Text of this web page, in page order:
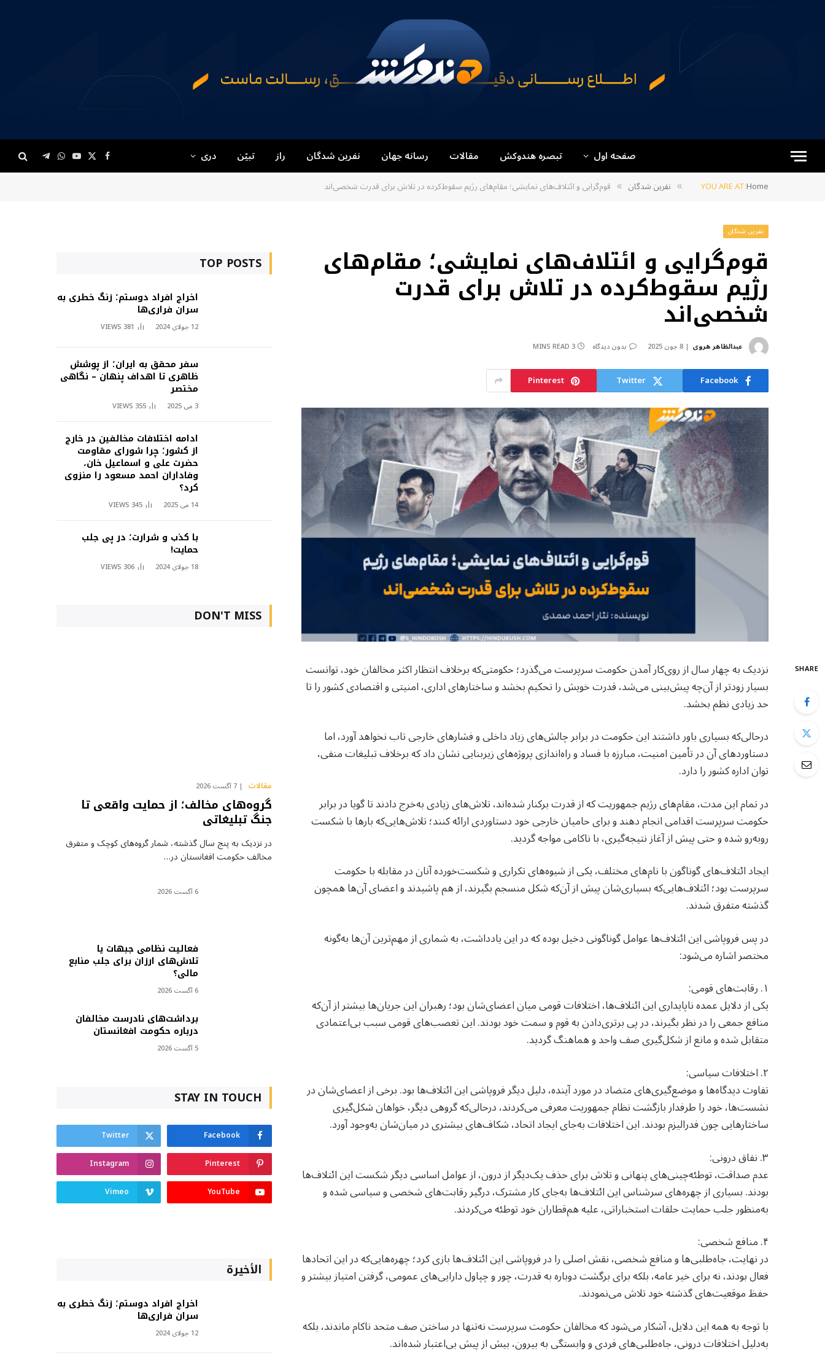
صفحه اول تبصره هندوکش مقالات رسانه جهان نفرین شدگان راز تبیّن دری Facebook
X
(Twitter)
YouTube
WhatsApp
Telegram
YOU ARE AT:Home
» نفرین شدگان » قوم‌گرایی و ائتلاف‌های نمایشی؛ مقام‌های رژیم سقوط‌کرده در تلاش برای قدرت شخصی‌اند
نفرین شدگان
قوم‌گرایی و ائتلاف‌های نمایشی؛ مقام‌های
رژیم سقوط‌کرده در تلاش برای قدرت
شخصی‌اند
عبدالظاهر هروی 8 جون 2025 بدون دیدگاه 3 MINS READ
Facebook
Twitter
Pinterest
SHARE
نزدیک به چهار سال از روی‌کار آمدن حکومت سرپرست می‌گذرد؛ حکومتی‌که برخلاف انتظار اکثر مخالفان خود، توانست
بسیار زودتر از آن‌چه پیش‌بینی می‌شد، قدرت خویش را تحکیم بخشد و ساختارهای اداری، امنیتی و اقتصادی کشور را تا
حد زیادی نظم بخشد.
درحالی‌که بسیاری باور داشتند این حکومت در برابر چالش‌های زیاد داخلی و فشارهای خارجی تاب نخواهد آورد، اما
دستاوردهای آن در تأمین امنیت، مبارزه با فساد و راه‌اندازی پروژه‌های زیربنایی نشان داد که برخلاف تبلیغات منفی،
توان اداره کشور را دارد.
در تمام این مدت، مقام‌های رژیم جمهوریت که از قدرت برکنار شده‌اند، تلاش‌های زیادی به‌خرج دادند تا گویا در برابر
حکومت سرپرست اقدامی انجام دهند و برای حامیان خارجی خود دستاوردی ارائه کنند؛ تلاش‌هایی‌که بارها با شکست
روبه‌رو شده و حتی پیش از آغاز نتیجه‌گیری، با ناکامی مواجه گردید.
ایجاد ائتلاف‌های گوناگون با نام‌های مختلف، یکی از شیوه‌های تکراری و شکست‌خورده آنان در مقابله با حکومت
سرپرست بود؛ ائتلاف‌هایی‌که بسیاری‌شان پیش از آن‌که شکل منسجم بگیرند، از هم پاشیدند و اعضای آن‌ها همچون
گذشته متفرق شدند.
در پس فروپاشی این ائتلاف‌ها عوامل گوناگونی دخیل بوده که در این یادداشت، به شماری از مهم‌ترین آن‌ها به‌گونه
مختصر اشاره می‌شود:
۱. رقابت‌های قومی:
یکی از دلایل عمده ناپایداری این ائتلاف‌ها، اختلافات قومی میان اعضای‌شان بود؛ رهبران این جریان‌ها بیشتر از آن‌که
منافع جمعی را در نظر بگیرند، در پی برتری‌دادن به قوم و سمت خود بودند. این تعصب‌های قومی سبب بی‌اعتمادی
متقابل شده و مانع از شکل‌گیری صف واحد و هماهنگ گردید.
۲. اختلافات سیاسی:
تفاوت دیدگاه‌ها و موضع‌گیری‌های متضاد در مورد آینده، دلیل دیگر فروپاشی این ائتلاف‌ها بود. برخی از اعضای‌شان در
نشست‌ها، خود را طرفدار بازگشت نظام جمهوریت معرفی می‌کردند، درحالی‌که گروهی دیگر، خواهان شکل‌گیری
ساختارهایی چون فدرالیزم بودند. این اختلافات به‌جای ایجاد اتحاد، شکاف‌های بیشتری در میان‌شان به‌وجود آورد.
۳. نفاق درونی:
عدم صداقت، توطئه‌چینی‌های پنهانی و تلاش برای حذف یک‌دیگر از درون، از عوامل اساسی دیگر شکست این ائتلاف‌ها
بودند. بسیاری از چهره‌های سرشناس این ائتلاف‌ها به‌جای کار مشترک، درگیر رقابت‌های شخصی و سیاسی شده و
به‌منظور جلب حمایت حلقات استخباراتی، علیه هم‌قطاران خود توطئه می‌کردند.
۴. منافع شخصی:
در نهایت، جاه‌طلبی‌ها و منافع شخصی، نقش اصلی را در فروپاشی این ائتلاف‌ها بازی کرد؛ چهره‌هایی‌که در این اتحادها
فعال بودند، نه برای خیر عامه، بلکه برای برگشت دوباره به قدرت، چور و چپاول دارایی‌های عمومی، گرفتن امتیاز بیشتر و
حفظ موقعیت‌های گذشته خود تلاش می‌نمودند.
با توجه به همه این دلایل، آشکار می‌شود که مخالفان حکومت سرپرست نه‌تنها در ساختن صف متحد ناکام ماندند، بلکه
به‌دلیل اختلافات درونی، جاه‌طلبی‌های فردی و وابستگی به بیرون، بیش از پیش بی‌اعتبار شده‌اند.
TOP POSTS
اخراج افراد دوستم؛ زنگ خطری به
سران فراری‌ها
12 جولای 2024 381
VIEWS
سفر محقق به ایران؛ از پوشش
ظاهری تا اهداف پنهان – نگاهی
مختصر
3 می 2025 355
VIEWS
ادامه اختلافات مخالفین در خارج
از کشور؛ چرا شورای مقاومت
حضرت علی و اسماعیل خان،
وفاداران احمد مسعود را منزوی
کرد؟
14 می 2025 345
VIEWS
با کذب و شرارت؛ در پی جلب
حمایت!
18 جولای 2024 306
VIEWS
DON'T MISS
مقالات 7 آگست 2026
گروه‌های مخالف؛ از حمایت واقعی تا
جنگ تبلیغاتی
در نزدیک به پنج سال گذشته، شمار گروه‌های کوچک و متفرق
مخالف حکومت افغانستان در…
6 آگست 2026
فعالیت نظامی جبهات یا
تلاش‌های ارزان برای جلب منابع
مالی؟
6 آگست 2026
برداشت‌های نادرست مخالفان
درباره حکومت افغانستان
5 آگست 2026
STAY IN TOUCH
Facebook
Twitter
Pinterest
Instagram
YouTube
Vimeo
الأخيرة
اخراج افراد دوستم؛ زنگ خطری به
سران فراری‌ها
12 جولای 2024